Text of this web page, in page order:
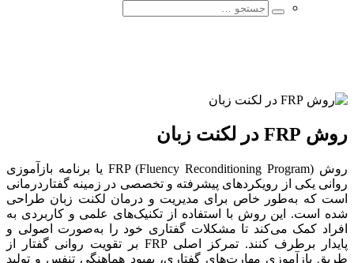
روش FRP در لکنت زبان
روش FRP (Fluency Reconditioning Program) یا برنامه بازآموزی
روانی یکی از رویکردهای پیشرفته و تخصصی در زمینه گفتاردرمانی
است که به‌طور خاص برای مدیریت و درمان لکنت زبان طراحی
شده است. این روش با استفاده از تکنیک‌های علمی و کاربردی به
افراد کمک می‌کند تا مشکلات گفتاری خود را به‌صورت اصولی و
پایدار برطرف کنند. تمرکز اصلی FRP بر تقویت روانی گفتار از
طریق بازآموزی مهارت‌های گفتاری، بهبود هماهنگی تنفس و تولید